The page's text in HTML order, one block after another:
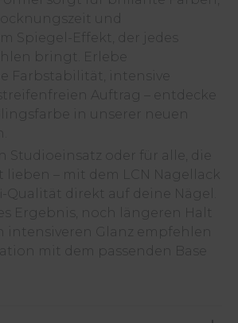
und
Spiegel-Effekt, der jedes
bringt. Erlebe
Farbstabilität, intensive
Auftrag – entdecke
in unserer neuen
Studioeinsatz oder für alle, die
– mit dem LCN Nagellack
Qualität direkt auf deine Nägel.
Ergebnis, noch längeren Halt
intensiveren Glanz empfehlen
mit dem passenden Base